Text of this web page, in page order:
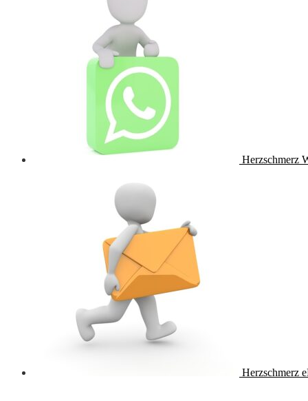
Herzschmerz
Herzschmerz